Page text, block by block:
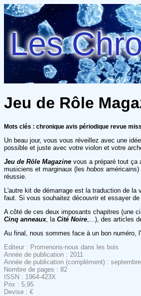
Les
Jeu de Rôle
Mots clés : chronique avis périodique revue
Un beau jour, vous vous réveillez avec une
possible et juste avec votre violon et votre
Jeu de Rôle Magazine vous a préparé tout ça
musiciens et marginaux (les hobos
réussie.
L'autre kit de démarrage est la traduction de
faut. Si vous souhaitez découvrir et essayer
A côté de ces deux imposants chapitres (une
Cinq anneaux, la Cité Noire ,...), des articles
Au final, nous sommes face à un bon numéro,
Editeur : Promenons-nous dans les bois
Année de publication : 2011
Année de publication (complément) :
Nombre de pages : 82
ISSN : 1964-423X
Prix : 5,95
Devise : €